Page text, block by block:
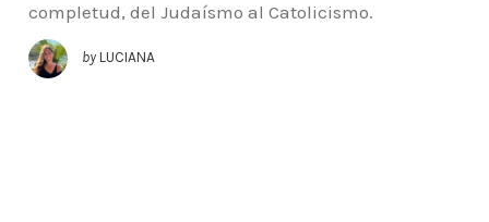
completud, del Judaísmo al Catolicismo.
by LUCIANA